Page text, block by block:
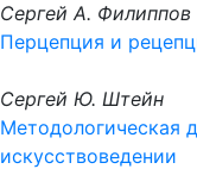
Сергей А. Филиппов
Перцепция и
Сергей Ю. Штейн
Методологическая
искусствоведении